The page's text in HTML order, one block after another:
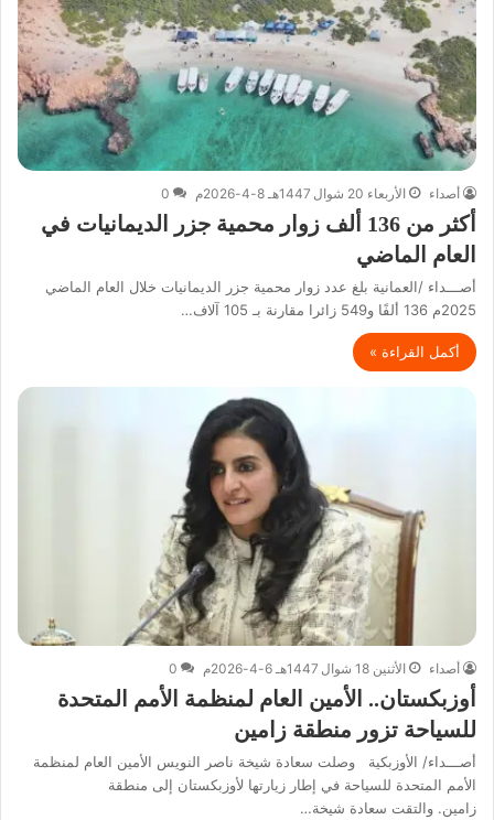
أصداء الأربعاء 20 شوال 1447هـ 8-4-2026م 0
أكثر من 136 ألف زوار محمية جزر الديمانيات في
العام الماضي
أصـــداء /العمانية بلغ عدد زوار محمية جزر الديمانيات خلال العام الماضي
2025م 136 ألفًا و549 زائرا مقارنة بـ 105 آلاف…
أكمل القراءة »
أصداء الأثنين 18 شوال 1447هـ 6-4-2026م 0
أوزبكستان.. الأمين العام لمنظمة الأمم المتحدة
للسياحة تزور منطقة زامين
أصـــداء/ الأوزبكية وصلت سعادة شيخة ناصر النويس الأمين العام لمنظمة
الأمم المتحدة للسياحة في إطار زيارتها لأوزبكستان إلى منطقة
زامين. والتقت سعادة شيخة…